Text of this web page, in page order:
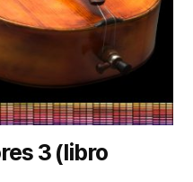
3 (libro